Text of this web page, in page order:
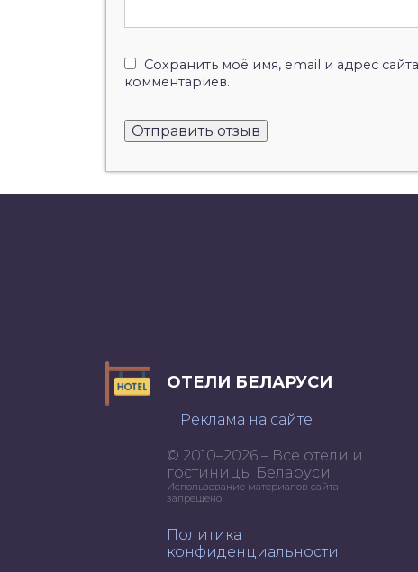
Сохранить моё имя, email и адрес
комментариев.
ОТЕЛИ БЕЛАРУСИ
Реклама на сайте
© 2010–2026 – Все отели и
гостиницы Беларуси
Использование материалов сайта
запрещено!
Политика
конфиденциальности